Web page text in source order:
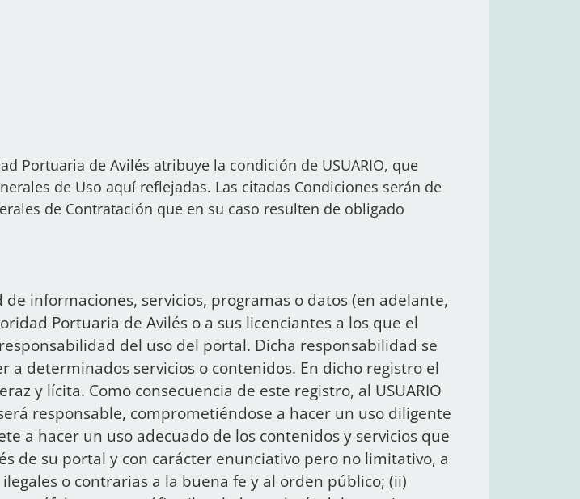
Portuaria de Avilés atribuye la condición de USUARIO, que
de Uso aquí reflejadas. Las citadas Condiciones serán de
de Contratación que en su caso resulten de obligado
informaciones, servicios, programas o datos (en adelante,
Portuaria de Avilés o a sus licenciantes a los que el
del uso del portal. Dicha responsabilidad se
determinados servicios o contenidos. En dicho registro el
y lícita. Como consecuencia de este registro, al USUARIO
responsable, comprometiéndose a hacer un uso diligente
a hacer un uso adecuado de los contenidos y servicios que
de su portal y con carácter enunciativo pero no limitativo, a
o contrarias a la buena fe y al orden público; (ii)